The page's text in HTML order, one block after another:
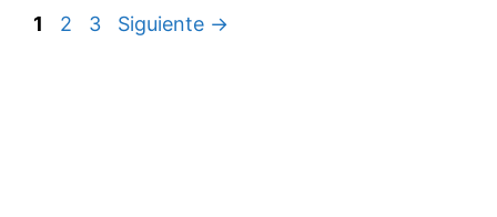
Página
1 Página
2 Página
3 Siguiente →